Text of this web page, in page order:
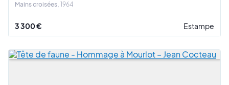
Mains croisées 1964
3 300 € Estampe